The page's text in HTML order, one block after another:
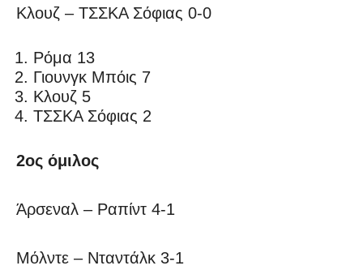
Κλουζ – ΤΣΣΚΑ Σόφιας 0-0
Ρόμα 13
Γιουνγκ Μπόις 7
Κλουζ 5
ΤΣΣΚΑ Σόφιας 2
2ος όμιλος
Άρσεναλ – Ραπίντ 4-1
Μόλντε – Νταντάλκ 3-1